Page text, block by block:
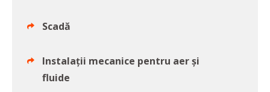
Scadă
Instalații mecanice pentru aer și
fluide